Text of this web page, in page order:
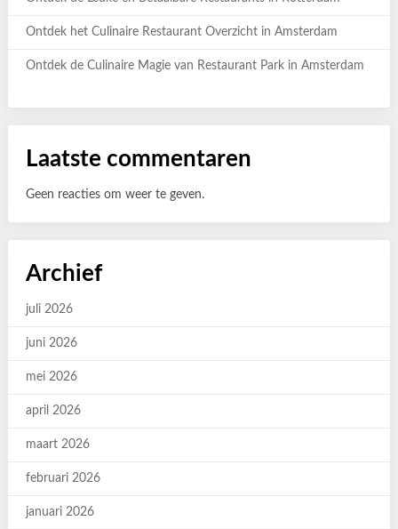
Ontdek het Culinaire Restaurant Overzicht in Amsterdam
Ontdek de Culinaire Magie van Restaurant Park in Amsterdam
Laatste commentaren
Geen reacties om weer te geven.
Archief
juli 2026
juni 2026
mei 2026
april 2026
maart 2026
februari 2026
januari 2026